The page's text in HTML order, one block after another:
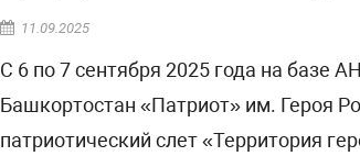
11.09.2025
С 6 по 7 сентября 2025 года на базе
Башкортостан «Патриот» им. Героя
патриотический слет «Территория